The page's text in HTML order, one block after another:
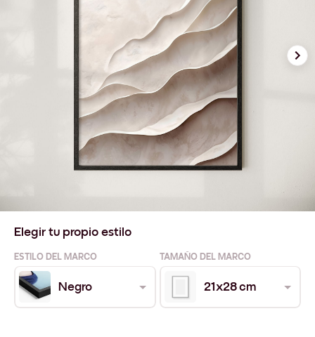
Elegir tu propio estilo
ESTILO DEL MARCO TAMAÑO DEL MARCO
Negro 21x28 cm